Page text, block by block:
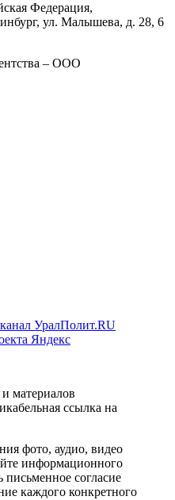
Федерация,
, ул. Малышева, д. 28, 6
– ООО
УралПолит.RU
Яндекс
материалов
ссылка на
фото, аудио, видео
информационного
письменное согласие
каждого конкретного